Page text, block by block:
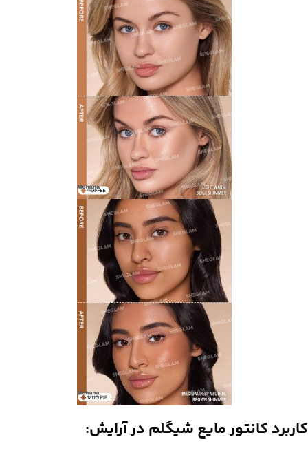
کاربرد کانتور مایع شیگلم در آرایش: